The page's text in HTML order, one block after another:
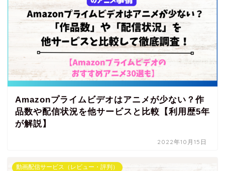
Amazonプライムビデオはアニメが少ない？作
品数や配信状況を他サービスと比較【利用歴5年
が解説】
2022年10月15日
動画配信サービス（レビュー・評判）